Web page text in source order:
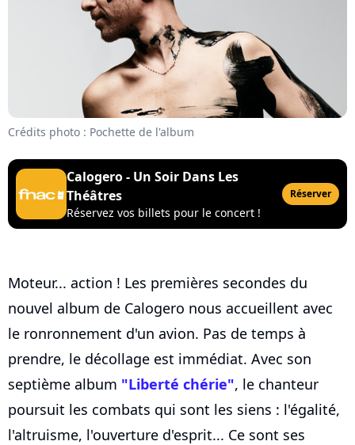
Crédits photo : Pochette de l'album
Calogero - Un Soir Dans Les
Théâtres
Réservez vos billets pour le concert !
Réserver
Moteur... action ! Les premières secondes du
nouvel album de Calogero nous accueillent avec
le ronronnement d'un avion. Pas de temps à
prendre, le décollage est immédiat. Avec son
septième album "Liberté chérie", le chanteur
poursuit les combats qui sont les siens : l'égalité,
l'altruisme, l'ouverture d'esprit... Ce sont ses